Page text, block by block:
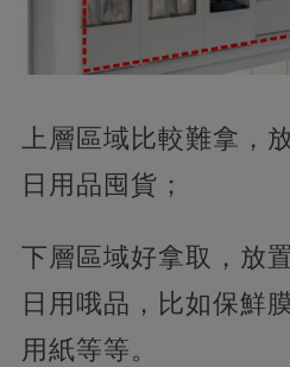
上層區域比較難拿，
日用品囤貨；
下層區域好拿取，放
日用哦品，比如保鮮
用紙等等。